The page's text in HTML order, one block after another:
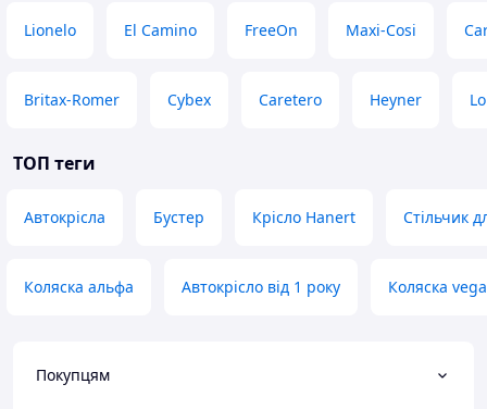
Lionelo El Camino FreeOn Maxi-Cosi
Britax-Romer Cybex Caretero Heyner
ТОП теги
Автокрісла Бустер Крісло Hanert Стільчик
Коляска альфа Автокрісло від 1 року Коляска vega
Покупцям